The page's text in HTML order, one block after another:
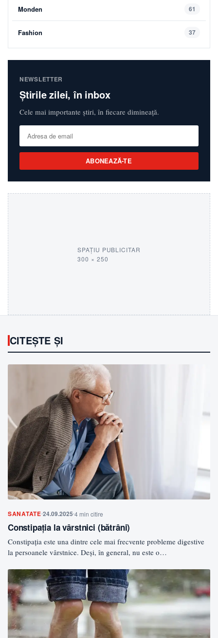
Monden 61
Fashion 37
NEWSLETTER
Știrile zilei, în inbox
Cele mai importante știri, în fiecare dimineață.
ABONEAZĂ-TE
SPAȚIU PUBLICITAR
300 × 250
CITEȘTE ȘI
SANATATE 24.09.2025 4 min citire
Constipația la vârstnici (bătrâni)
Constipația este una dintre cele mai frecvente probleme digestive
la persoanele vârstnice. Deși, în general, nu este o…